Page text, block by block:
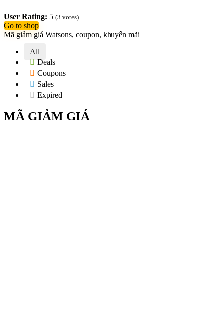
User Rating: 5 (3 votes)
Go to shop
Mã giảm giá Watsons, coupon, khuyến mãi
All
Deals
Coupons
Sales
Expired
MÃ GIẢM GIÁ